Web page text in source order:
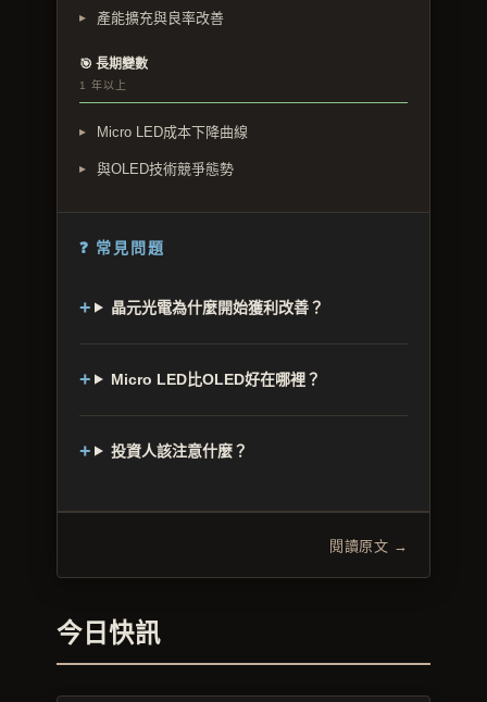
產能擴充與良率改善
🎯 長期變數
1 年以上
Micro LED成本下降曲線
與OLED技術競爭態勢
❓ 常見問題
晶元光電為什麼開始獲利改善？
Micro LED比OLED好在哪裡？
投資人該注意什麼？
閱讀原文 →
今日快訊